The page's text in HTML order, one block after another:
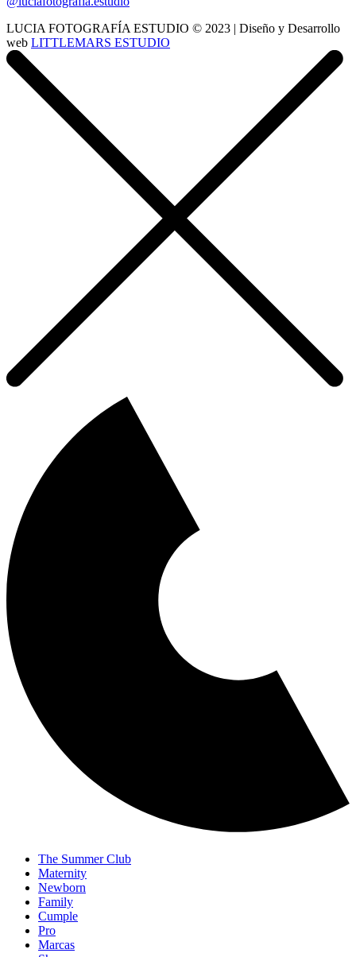
LUCIA FOTOGRAFÍA ESTUDIO © 2023 | Diseño y Desarrollo
web LITTLEMARS ESTUDIO
The Summer Club
Maternity
Newborn
Family
Cumple
Pro
Marcas